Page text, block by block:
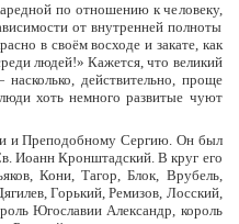
по отношению к человеку,
от внутренней полноты
в своём восходе и закате, как
людей!» Кажется, что великий
действительно, проще
хоть немного развитые чуют
и Преподобному Сергию. Он был
Иоанн Кронштадский. В круг его
Кони, Тагор, Блок, Врубель,
Горький, Ремизов, Лосский,
Югославии Александр, король